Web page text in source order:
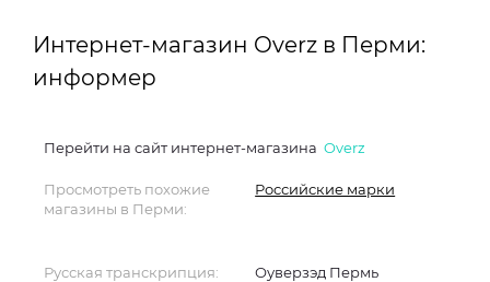
Интернет-магазин Overz в Перми:
информер
Перейти на сайт интернет-магазина Overz
Просмотреть похожие
магазины в Перми:
Российские марки
Русская транскрипция: Оуверзэд Пермь